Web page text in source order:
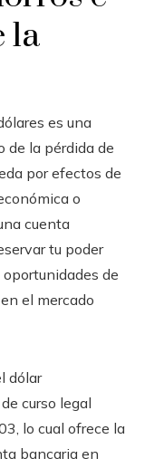
la
es una
de la pérdida de
por efectos de
o
cuenta
tu poder
de
el mercado
dólar
curso legal
lo cual ofrece la
bancaria en